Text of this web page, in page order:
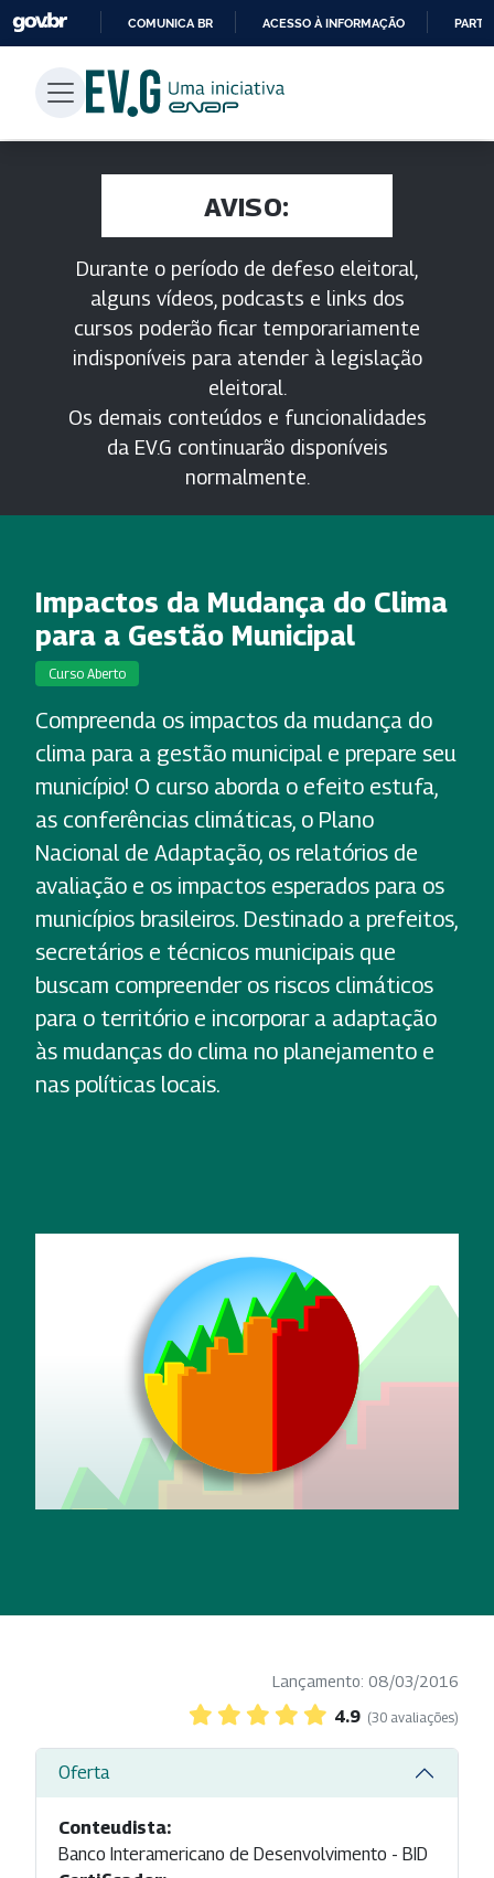
PARA
CONTEÚDO
COMUNICA BR ACESSO À INFORMAÇÃO
AVISO:
Durante o período de defeso eleitoral,
alguns vídeos, podcasts e links dos
cursos poderão ficar temporariamente
indisponíveis para atender à legislação
eleitoral.
Os demais conteúdos e funcionalidades
da EV.G continuarão disponíveis
normalmente.
Impactos da Mudança do Clima
para a Gestão Municipal
Curso Aberto
Compreenda os impactos da mudança do
clima para a gestão municipal e prepare seu
município! O curso aborda o efeito estufa,
as conferências climáticas, o Plano
Nacional de Adaptação, os relatórios de
avaliação e os impactos esperados para os
municípios brasileiros. Destinado a prefeitos,
secretários e técnicos municipais que
buscam compreender os riscos climáticos
para o território e incorporar a adaptação
às mudanças do clima no planejamento e
nas políticas locais.
Lançamento: 08/03/2016
4.9 (30 avaliações)
Oferta
Conteudista:
Banco Interamericano de Desenvolvimento - BID